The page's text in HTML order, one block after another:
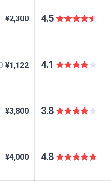
¥2,300 4.5
¥1,122 4.1
¥3,800 3.8
¥4,000 4.8